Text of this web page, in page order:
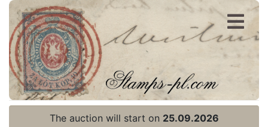
Register
Login
The auction will start on 25.09.2026